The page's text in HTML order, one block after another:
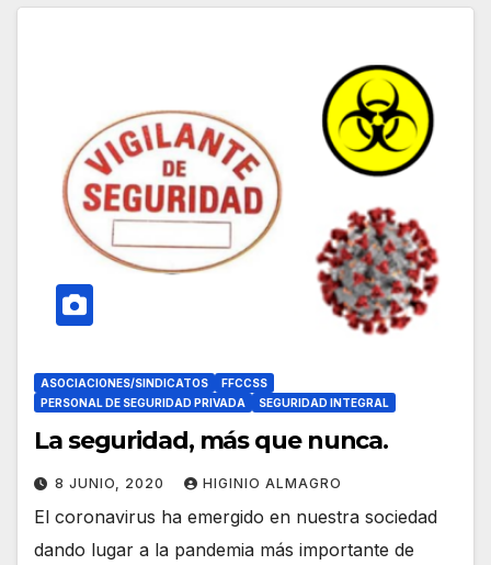
ASOCIACIONES/SINDICATOS
FFCCSS
PERSONAL DE SEGURIDAD PRIVADA
SEGURIDAD INTEGRAL
La seguridad, más que nunca.
8 JUNIO, 2020 HIGINIO ALMAGRO
El coronavirus ha emergido en nuestra sociedad
dando lugar a la pandemia más importante de